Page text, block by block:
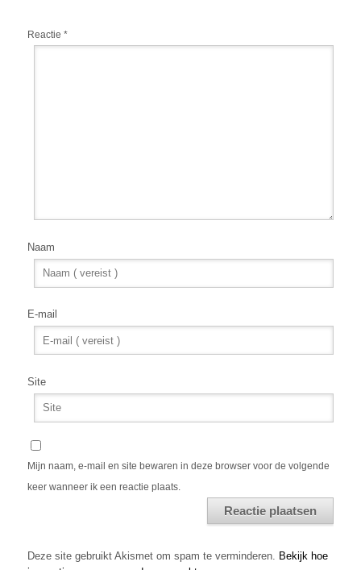
Reactie *
Naam
E-mail
Site
Mijn naam, e-mail en site bewaren in deze browser voor de volgende
keer wanneer ik een reactie plaats.
Deze site gebruikt Akismet om spam te verminderen. Bekijk hoe